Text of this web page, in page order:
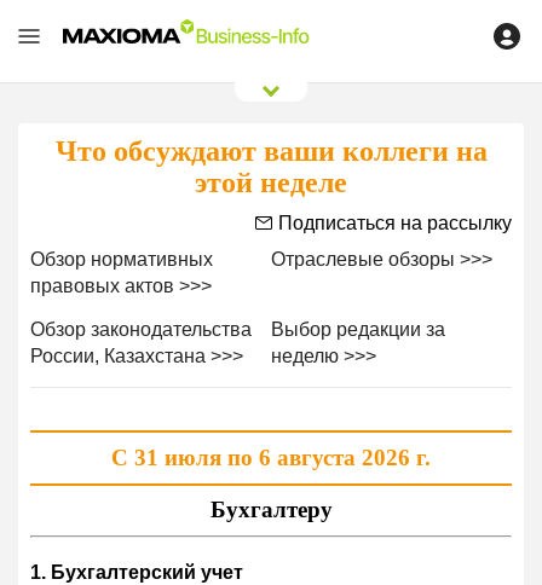
Что обсуждают ваши коллеги на
этой неделе
Подписаться на рассылку
Обзор нормативных
правовых актов >>>
Отраслевые обзоры >>>
Обзор законодательства
России, Казахстана >>>
Выбор редакции за
неделю >>>
С 31 июля по 6 августа 2026 г.
Бухгалтеру
1. Бухгалтерский учет